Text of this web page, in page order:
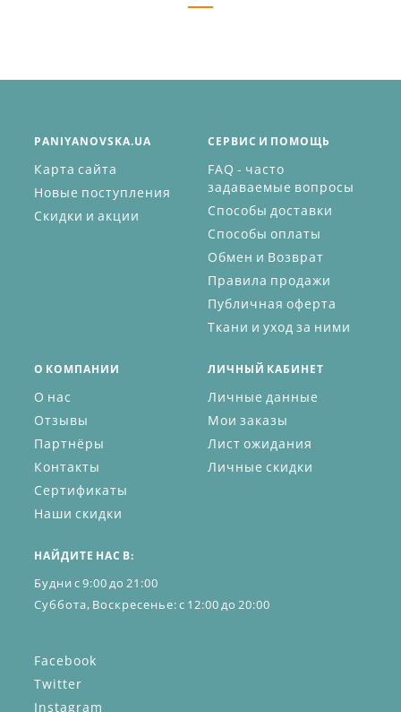
PANIYANOVSKA.UA
Карта сайта
Новые поступления
Скидки и акции
СЕРВИС И ПОМОЩЬ
FAQ - часто
задаваемые вопросы
Способы доставки
Способы оплаты
Обмен и Возврат
Правила продажи
Публичная оферта
Ткани и уход за ними
О КОМПАНИИ
О нас
Отзывы
Партнёры
Контакты
Сертификаты
Наши скидки
ЛИЧНЫЙ КАБИНЕТ
Личные данные
Мои заказы
Лист ожидания
Личные скидки
НАЙДИТЕ НАС В:
Будни с 9:00 до 21:00
Суббота, Воскресенье: с 12:00 до 20:00
Facebook
Twitter
Instagram